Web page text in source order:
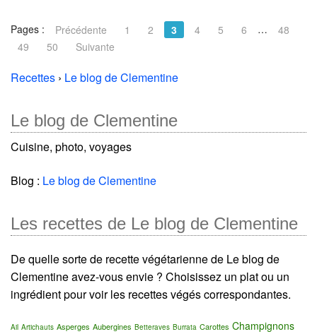
Pages : Précédente 1 2 3 4 5 6 …
48
49
50 Suivante
Recettes › Le blog de Clementine
Le blog de Clementine
Cuisine, photo, voyages
Blog : Le blog de Clementine
Les recettes de Le blog de Clementine
De quelle sorte de recette végétarienne de Le blog de
Clementine avez-vous envie ? Choisissez un plat ou un
ingrédient pour voir les recettes végés correspondantes.
Ail Artichauts Asperges Aubergines Betteraves Burrata Carottes Champignons